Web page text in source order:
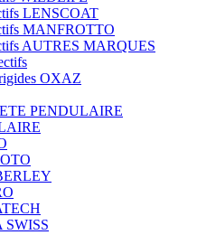
LENSCOAT
MANFROTTO
AUTRES MARQUES
OXAZ
PENDULAIRE
SWISS